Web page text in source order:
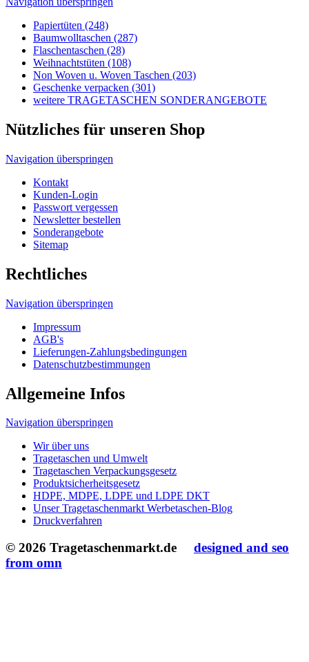
Nützliches für unseren Shop
Navigation überspringen
Kontakt
Kunden-Login
Passwort vergessen
Sonderangebote
Sitemap
Rechtliches
Navigation überspringen
Impressum
AGB's
Lieferungen-Zahlungsbedingungen
Datenschutzbestimmungen
Allgemeine Infos
Navigation überspringen
Wir über uns
Tragetaschen und Umwelt
Tragetaschen Verpackungsgesetz
Produktsicherheitsgesetz
HDPE, MDPE, LDPE und LDPE DKT
Unser Tragetaschenmarkt Werbetaschen-Blog
from omn